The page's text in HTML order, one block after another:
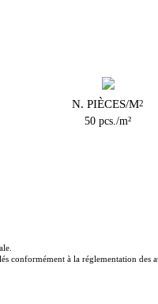
N. PIÈCES/M2
50 pcs./m²
conformément à la réglementation des